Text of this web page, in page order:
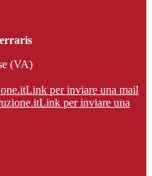
(VA)
Link per inviare una mail
Link per inviare una